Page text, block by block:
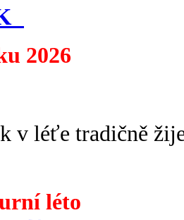
2026
v léťe tradičně
léto